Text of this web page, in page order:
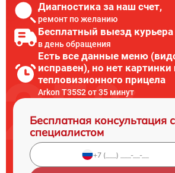
Диагностика за наш счет,
ремонт по желанию
Бесплатный выезд курьера
в день обращения
Есть все данные меню
исправен), но нет картинки
тепловизионного прицела
Arkon T35S2 от 35 минут
Бесплатная консультация
специалистом